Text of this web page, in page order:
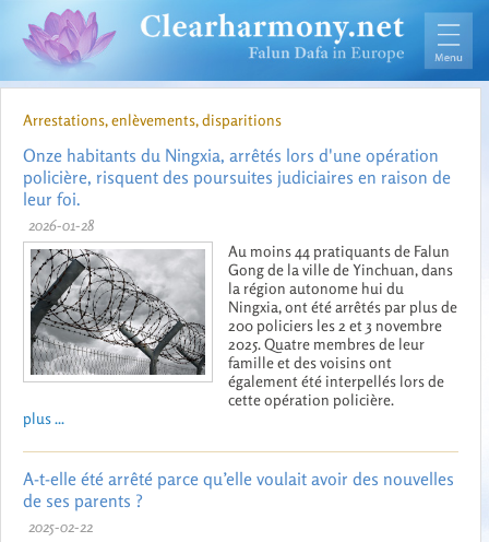
Arrestations, enlèvements, disparitions
Onze habitants du Ningxia, arrêtés lors d'une opération
policière, risquent des poursuites judiciaires en raison de
leur foi.
2026-01-28
Au moins 44 pratiquants de Falun
Gong de la ville de Yinchuan, dans
la région autonome hui du
Ningxia, ont été arrêtés par plus de
200 policiers les 2 et 3 novembre
2025. Quatre membres de leur
famille et des voisins ont
également été interpellés lors de
cette opération policière.
plus ...
A-t-elle été arrêté parce qu’elle voulait avoir des nouvelles
de ses parents ?
2025-02-22